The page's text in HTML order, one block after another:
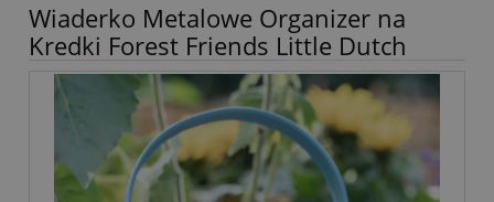
Wiaderko Metalowe Organizer na
Kredki Forest Friends Little Dutch